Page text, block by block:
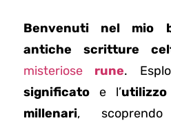
Benvenuti nel mio
antiche scritture
misteriose rune.
significato e l’utilizzo
millenari,